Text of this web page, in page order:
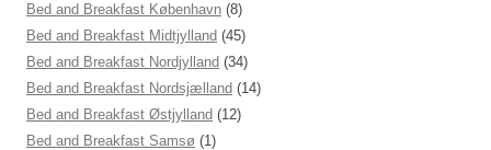
Bed and Breakfast København (8)
Bed and Breakfast Midtjylland (45)
Bed and Breakfast Nordjylland (34)
Bed and Breakfast Nordsjælland (14)
Bed and Breakfast Østjylland (12)
Bed and Breakfast Samsø (1)